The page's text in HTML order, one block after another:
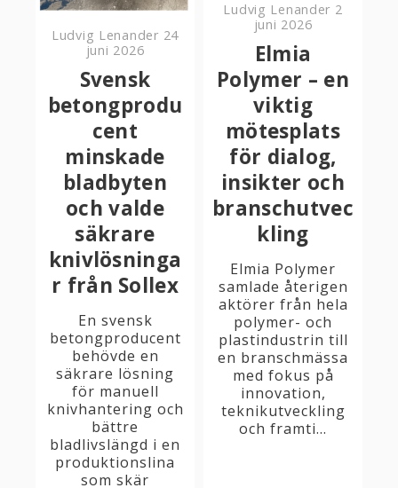
Ludvig Lenander 24
juni 2026
Svensk
betongprodu
cent
minskade
bladbyten
och valde
säkrare
knivlösninga
r från Sollex
En svensk
betongproducent
behövde en
säkrare lösning
för manuell
knivhantering och
bättre
bladlivslängd i en
produktionslina
som skär
Ludvig Lenander 2
juni 2026
Elmia
Polymer – en
viktig
mötesplats
för dialog,
insikter och
branschutvec
kling
Elmia Polymer
samlade återigen
aktörer från hela
polymer- och
plastindustrin till
en branschmässa
med fokus på
innovation,
teknikutveckling
och framti...